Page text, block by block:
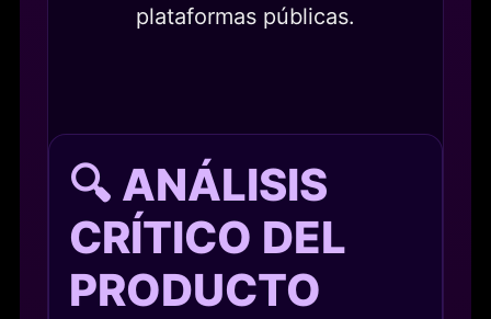
plataformas públicas.
🔍 ANÁLISIS
CRÍTICO DEL
PRODUCTO